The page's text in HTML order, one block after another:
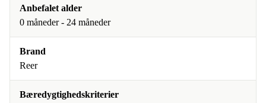
Anbefalet alder
0 måneder - 24 måneder
Brand
Reer
Bæredygtighedskriterier